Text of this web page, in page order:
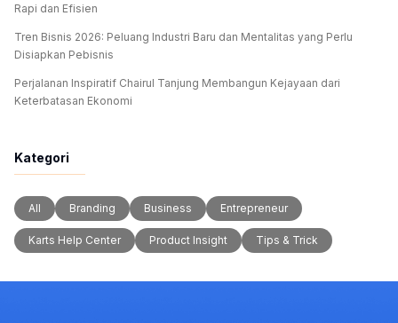
Rapi dan Efisien
Tren Bisnis 2026: Peluang Industri Baru dan Mentalitas yang Perlu
Disiapkan Pebisnis
Perjalanan Inspiratif Chairul Tanjung Membangun Kejayaan dari
Keterbatasan Ekonomi
Kategori
All Branding Business Entrepreneur
Karts Help Center Product Insight Tips & Trick